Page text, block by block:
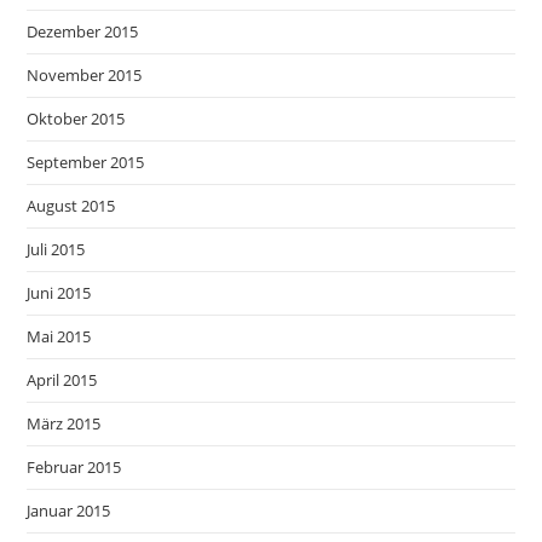
Dezember 2015
November 2015
Oktober 2015
September 2015
August 2015
Juli 2015
Juni 2015
Mai 2015
April 2015
März 2015
Februar 2015
Januar 2015